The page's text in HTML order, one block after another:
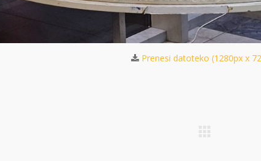
Prenesi datoteko (1280px x